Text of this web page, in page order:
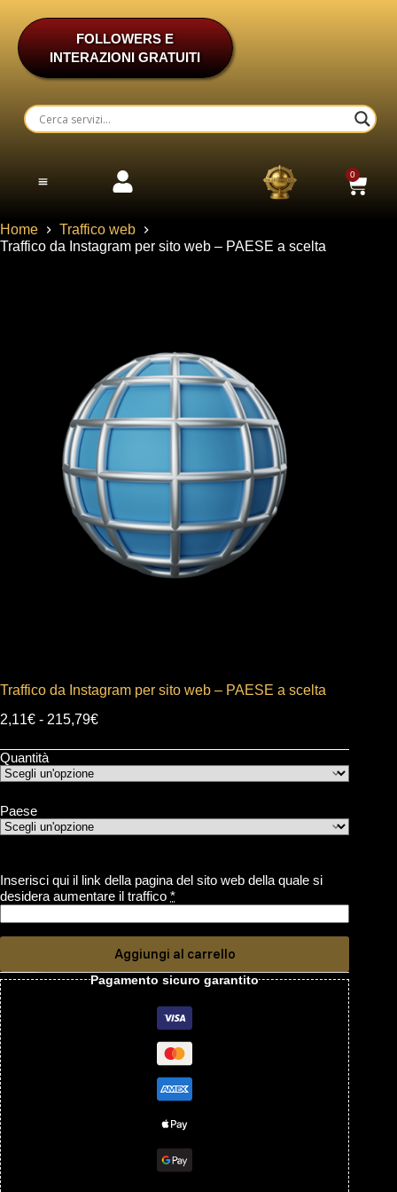
FOLLOWERS E
INTERAZIONI GRATUITI
0
Home
Traffico web
Traffico da Instagram per sito web – PAESE a scelta
Traffico da Instagram per sito web – PAESE a scelta
2,11€ - 215,79€
Quantità
Paese
Inserisci qui il link della pagina del sito web della quale si
desidera aumentare il traffico *
Aggiungi al carrello
Pagamento sicuro garantito